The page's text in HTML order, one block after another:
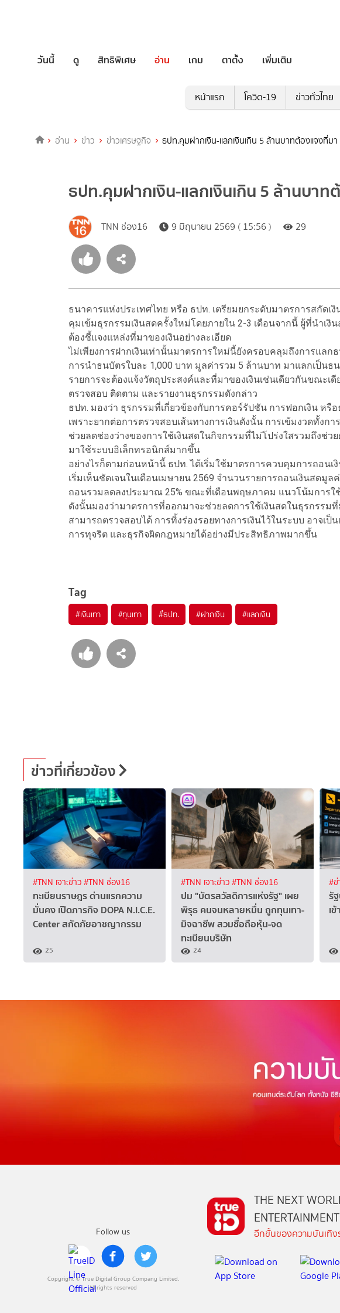
วันนี้ ดู สิทธิพิเศษ อ่าน เกม ตาตั้ง เพิ่มเติม
หน้าแรก โควิด-19 ข่าวทั่วไทย
อ่าน ข่าว ข่าวเศรษฐกิจ ธปท.คุมฝากเงิน-แลกเงินเกิน 5 ล้านบาทต้องแจงที่มา
ธปท.คุมฝากเงิน-แลกเงินเกิน 5 ล้านบาท
TNN ช่อง16 9 มิถุนายน 2569 ( 15:56 ) 29
ธนาคารแห่งประเทศไทย หรือ ธปท. เตรียมยกระดับมาตรการสกัดเ
คุมเข้มธุรกรรมเงินสดครั้งใหม่โดยภายใน 2-3 เดือนจากนี้ ผู้ที่นำเงิ
ต้องชี้แจงแหล่งที่มาของเงินอย่างละเอียด
ไม่เพียงการฝากเงินเท่านั้นมาตรการใหม่นี้ยังครอบคลุมถึงการแล
การนำธนบัตรใบละ 1,000 บาท มูลค่ารวม 5 ล้านบาท มาแลกเป็นธ
รายการจะต้องแจ้งวัตถุประสงค์และที่มาของเงินเช่นเดียวกันขณะ
ตรวจสอบ ติดตาม และรายงานธุรกรรมดังกล่าว
ธปท. มองว่า ธุรกรรมที่เกี่ยวข้องกับการคอร์รัปชัน การฟอกเงิน หรื
เพราะยากต่อการตรวจสอบเส้นทางการเงินดังนั้น การเข้มงวดทั้งก
ช่วยลดช่องว่างของการใช้เงินสดในกิจกรรมที่ไม่โปร่งใสรวมถึงช่
มาใช้ระบบอิเล็กทรอนิกส์มากขึ้น
อย่างไรก็ตามก่อนหน้านี้ ธปท. ได้เริ่มใช้มาตรการควบคุมการถอน
เริ่มเห็นชัดเจนในเดือนเมษายน 2569 จำนวนรายการถอนเงินสดมู
ถอนรวมลดลงประมาณ 25% ขณะที่เดือนพฤษภาคม แนวโน้มการใช้
ดังนั้นมองว่ามาตรการที่ออกมาจะช่วยลดการใช้เงินสดในธุรกรรม
สามารถตรวจสอบได้ การทิ้งร่องรอยทางการเงินไว้ในระบบ อาจเ
การทุจริต และธุรกิจผิดกฎหมายได้อย่างมีประสิทธิภาพมากขึ้น
Tag
#เงินเทา #ทุนเทา #ํธปท. #ฝากเงิน #แลกเงิน
ข่าวที่เกี่ยวข้อง
#TNN เจาะข่าว#TNN ช่อง16
ทะเบียนราษฎร ด่านแรกความ
มั่นคง เปิดภารกิจ DOPA N.I.C.E.
Center สกัดภัยอาชญากรรม
25
#TNN เจาะข่าว#TNN ช่อง16
ปม "บัตรสวัสดิการแห่งรัฐ" เผย
พิรุธ คนจนหลายหมื่น ถูกทุนเทา-
มิจฉาชีพ สวมชื่อถือหุ้น-จด
ทะเบียนบริษัท
24
#ข่
รั
เ
Follow us
Copyright © True Digital Group Company Limited.
All rights reserved
THE NEXT
ENTERTAINMENT
อีกขั้นของความบันเทิง